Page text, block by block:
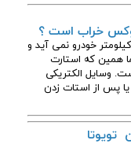
خراب است ؟
خودرو نمی آید و
همین که استارت
وسایل الکتریکی
یا پس از استات زدن
تویوتا